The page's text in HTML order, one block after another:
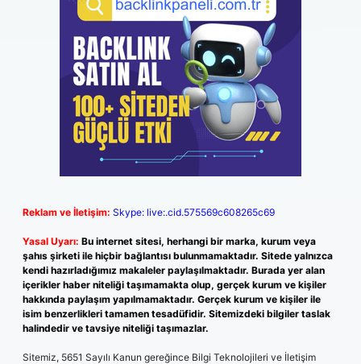
Reklam ve İletişim: Skype: live:.cid.575569c608265c69
Yasal Uyarı: Bu internet sitesi, herhangi bir marka, kurum veya
şahıs şirketi ile hiçbir bağlantısı bulunmamaktadır. Sitede yalnızca
kendi hazırladığımız makaleler paylaşılmaktadır. Burada yer alan
içerikler haber niteliği taşımamakta olup, gerçek kurum ve kişiler
hakkında paylaşım yapılmamaktadır. Gerçek kurum ve kişiler ile
isim benzerlikleri tamamen tesadüfidir. Sitemizdeki bilgiler taslak
halindedir ve tavsiye niteliği taşımazlar.
Sitemiz, 5651 Sayılı Kanun gereğince Bilgi Teknolojileri ve İletişim